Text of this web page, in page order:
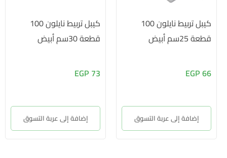
كيبل تربيط نايلون 100
قطعة 25سم أبيض
66 EGP
إضافة إلى عربة التسوق
كيبل تربيط نايلون 100
قطعة 30سم أبيض
73 EGP
إضافة إلى عربة التسوق